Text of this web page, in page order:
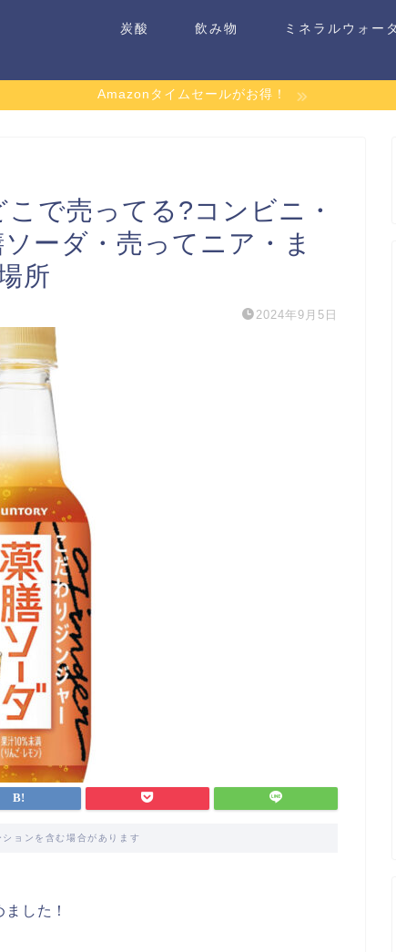
炭酸 飲み物 ミネラルウォー
Amazonタイムセールがお得！
で売ってる?コンビニ・
ーダ・売ってニア・ま
所
2024年9月5日
ョンを含む場合があります
した！